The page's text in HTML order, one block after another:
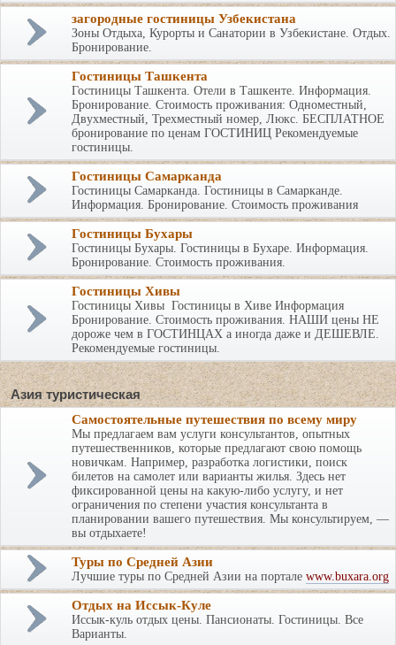
загородные гостиницы Узбекистана
Зоны Отдыха, Курорты и Санатории в Узбекистане. Отдых.
Бронирование.
Гостиницы Ташкента
Гостиницы Ташкента. Отели в Ташкенте. Информация.
Бронирование. Стоимость проживания: Одноместный,
Двухместный, Трехместный номер, Люкс. БЕСПЛАТНОЕ
бронирование по ценам ГОСТИНИЦ Рекомендуемые
гостиницы.
Гостиницы Самарканда
Гостиницы Самарканда. Гостиницы в Самарканде.
Информация. Бронирование. Стоимость проживания
Гостиницы Бухары
Гостиницы Бухары. Гостиницы в Бухаре. Информация.
Бронирование. Стоимость проживания.
Гостиницы Хивы
Гостиницы Хивы Гостиницы в Хиве Информация
Бронирование. Стоимость проживания. НАШИ цены НЕ
дороже чем в ГОСТИНЦАХ а иногда даже и ДЕШЕВЛЕ.
Рекомендуемые гостиницы.
Азия туристическая
Самостоятельные путешествия по всему миру
Мы предлагаем вам услуги консультантов, опытных
путешественников, которые предлагают свою помощь
новичкам. Например, разработка логистики, поиск
билетов на самолет или варианты жилья. Здесь нет
фиксированной цены на какую-либо услугу, и нет
ограничения по степени участия консультанта в
планировании вашего путешествия. Мы консультируем, —
вы отдыхаете!
Туры по Средней Азии
Лучшие туры по Средней Азии на портале www.buxara.org
Отдых на Иссык-Куле
Иссык-куль отдых цены. Пансионаты. Гостиницы. Все
Варианты.